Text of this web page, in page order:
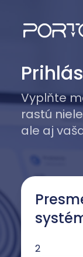
Vyplňte
rastú
ale aj
2